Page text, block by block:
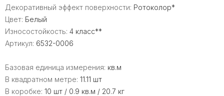
Декоративный эффект поверхности: Ротоколор*
Цвет: Белый
Износостойкость: 4 класс**
Артикул: 6532-0006
Базовая единица измерения: кв.м
В квадратном метре: 11.11 шт
В коробке: 10 шт / 0.9 кв.м / 20.7 кг